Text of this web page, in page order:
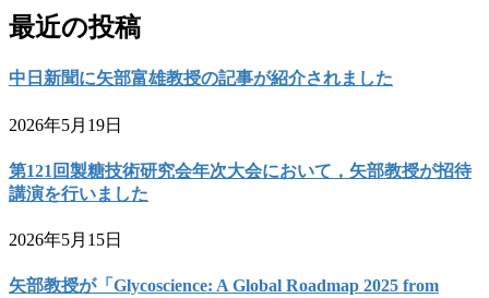
最近の投稿
中日新聞に矢部富雄教授の記事が紹介されました
2026年5月19日
第121回製糖技術研究会年次大会において，矢部教授が招待
講演を行いました
2026年5月15日
矢部教授が「Glycoscience: A Global Roadmap 2025 from